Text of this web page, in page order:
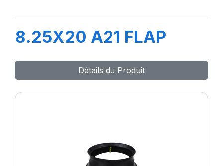
8.25X20 A21 FLAP
Détails du Produit